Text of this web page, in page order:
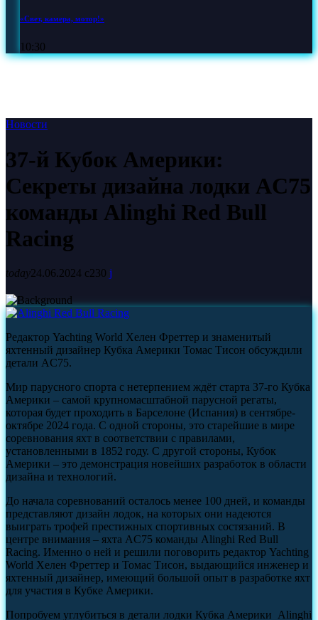
«Свет, камера, мотор!»
10:30
Новости
37-й Кубок Америки:
Секреты дизайна лодки AC75
команды Alinghi Red Bull
Racing
today24.06.2024 230
Редактор Yachting World Хелен Фреттер и знаменитый
яхтенный дизайнер Кубка Америки Томас Тисон обсуждили
детали AC75.
Мир парусного спорта с нетерпением ждёт старта 37-го Кубка
Америки – самой крупномасштабной парусной регаты,
которая будет проходить в Барселоне (Испания) в сентябре-
октябре 2024 года. С одной стороны, это старейшие в мире
соревнования яхт в соответствии с правилами,
установленными в 1852 году. С другой стороны, Кубок
Америки – это демонстрация новейших разработок в области
дизайна и технологий.
До начала соревнований осталось менее 100 дней, и команды
представляют дизайн лодок, на которых они надеются
выиграть трофей престижных спортивных состязаний. В
центре внимания – яхта AC75 команды Alinghi Red Bull
Racing. Именно о ней и решили поговорить редактор Yachting
World Хелен Фреттер и Томас Тисон, выдающийся инженер и
яхтенный дизайнер, имеющий большой опыт в разработке яхт
для участия в Кубке Америки.
Попробуем углубиться в детали лодки Кубка Америки Alinghi